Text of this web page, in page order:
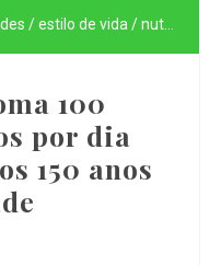
/estilo de vida /nutrição
100
por dia
150 anos